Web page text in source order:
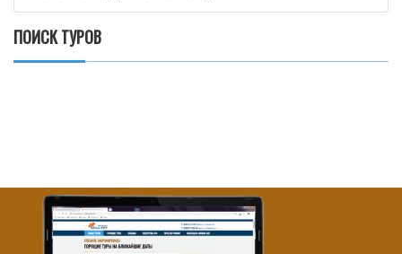
ПОИСК ТУРОВ